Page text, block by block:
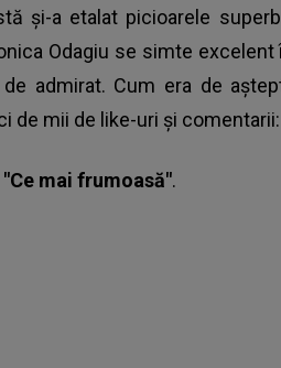
și-a etalat picioarele
Odagiu se simte
admirat. Cum era de
de mii de like-uri și comentarii:
mai frumoasă".